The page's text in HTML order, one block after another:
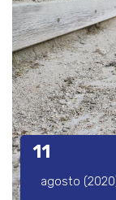
11
agosto